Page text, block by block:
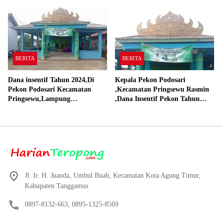
BERITA
Dana insentif Tahun 2024,Di
Pekon Podosari Kecamatan
Pringsewu,Lampung
BERITA
Kepala Pekon Podosari
,Kecamatan Pringsewu Rasmin
,Dana Insentif Pekon Tahun
Jl. Ir. H. Juanda, Umbul Buah, Kecamatan Kota Agung Timur,
Kabupaten Tanggamus
0897-8132-663, 0895-1325-8569